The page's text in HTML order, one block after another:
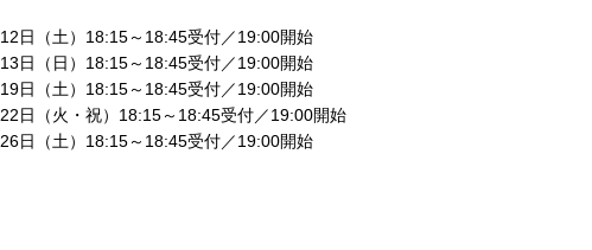
日（土）18:15～18:45受付／19:00開始
日（日）18:15～18:45受付／19:00開始
日（土）18:15～18:45受付／19:00開始
日（火・祝）18:15～18:45受付／19:00開始
日（土）18:15～18:45受付／19:00開始